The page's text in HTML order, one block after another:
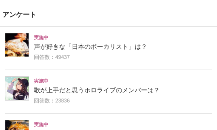
アンケート
実施中
声が好きな「日本のボーカリスト」は？
回答数：49437
実施中
歌が上手だと思うホロライブのメンバーは？
回答数：23836
実施中